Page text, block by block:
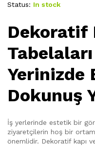
Status: In stock
Dekoratif
Yerinizde
Dokunuş
İş yerlerinde estetik bir
ziyaretçilerin hoş bir
önemlidir. Dekoratif kapı